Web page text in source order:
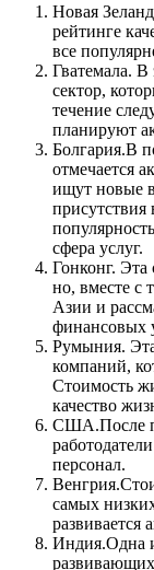
Новая
рейтинге
все
Гватемала.
сектор,
течение
планируют
Болгария.В
отмечается
ищут новые
сфера услуг.
Гонконг. Эта
но, вместе с
Азии и
финансовых
Румыния. Эта
компаний,
Стоимость
качество
США.После
персонал.
самых
развивается
Индия.Одна